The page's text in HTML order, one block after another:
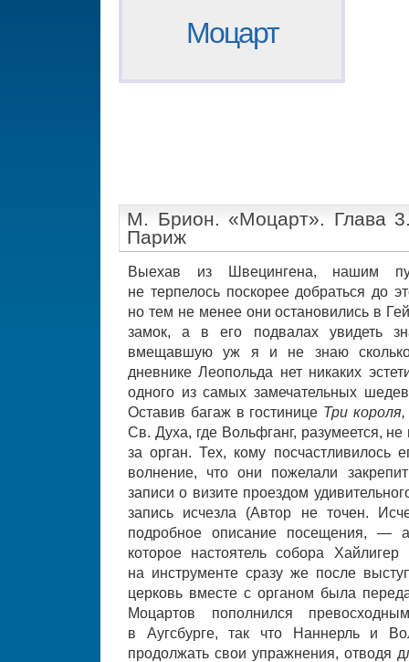
Моцарт
М. Брион. «Моцарт». Глава
Париж
Выехав из Швецингена, нашим
не терпелось поскорее добраться до
но тем не менее они остановились в
замок, а в его подвалах увидеть
вмещавшую уж я и не знаю
дневнике Леопольда нет никаких
одного из самых замечательных
Оставив багаж в гостинице Три
Св. Духа, где Вольфганг, разумеется,
за орган. Тех, кому посчастливилось
волнение, что они пожелали
записи о визите проездом
запись исчезла (Автор не точен.
подробное описание посещения, —
которое настоятель собора Хайлигер
на инструменте сразу же после
церковь вместе с органом была
Моцартов пополнился
в Аугсбурге, так что Наннерль и
продолжать свои упражнения, отводя